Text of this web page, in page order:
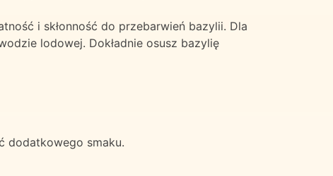
i skłonność do przebarwień bazylii. Dla
lodowej. Dokładnie osusz bazylię
dodatkowego smaku.